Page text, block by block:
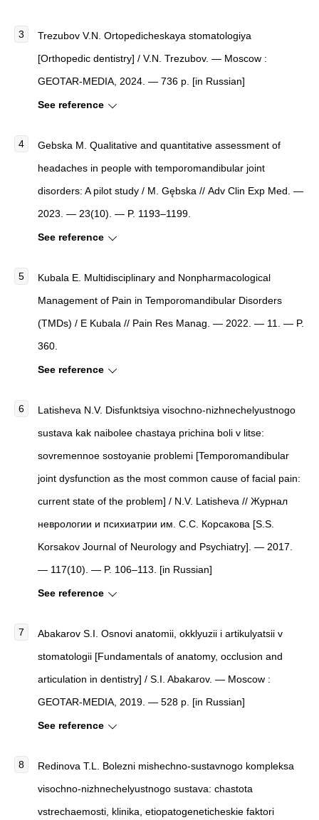
Trezubov V.N. Ortopedicheskaya stomatologiya
[Orthopedic dentistry] / V.N. Trezubov. — Moscow :
GEOTAR-MEDIA, 2024. — 736 p. [in Russian]
See reference
Gebska M. Qualitative and quantitative assessment of
headaches in people with temporomandibular joint
disorders: A pilot study / M. Gębska // Adv Clin Exp Med. —
2023. — 23(10). — P. 1193–1199.
See reference
Kubala Е. Multidisciplinary and Nonpharmacological
Management of Pain in Temporomandibular Disorders
(TMDs) / Е Kubala // Pain Res Manag. — 2022. — 11. — P.
360.
See reference
Latisheva N.V. Disfunktsiya visochno-nizhnechelyustnogo
sustava kak naibolee chastaya prichina boli v litse:
sovremennoe sostoyanie problemi [Temporomandibular
joint dysfunction as the most common cause of facial pain:
current state of the problem] / N.V. Latisheva // Журнал
неврологии и психиатрии им. С.С. Корсакова [S.S.
Korsakov Journal of Neurology and Psychiatry]. — 2017.
— 117(10). — P. 106–113. [in Russian]
See reference
Abakarov S.I. Osnovi anatomii, okklyuzii i artikulyatsii v
stomatologii [Fundamentals of anatomy, occlusion and
articulation in dentistry] / S.I. Abakarov. — Moscow :
GEOTAR-MEDIA, 2019. — 528 p. [in Russian]
See reference
Redinova T.L. Bolezni mishechno-sustavnogo kompleksa
visochno-nizhnechelyustnogo sustava: chastota
vstrechaemosti, klinika, etiopatogeneticheskie faktori